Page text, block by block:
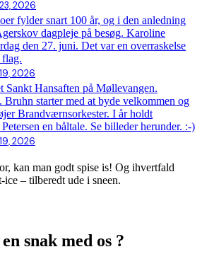
2026
fylder snart 100 år, og i den anledning
dagpleje på besøg. Karoline
den 27. juni. Det var en overraskelse
flag.
2026
Hansaften på Møllevangen.
Bruhn starter med at byde velkommen og
Brandværnsorkester. I år holdt
en båltale. Se billeder herunder. :-)
2026
kan man godt spise is! Og ihvertfald
ice – tilberedt ude i sneen.
snak med os ?